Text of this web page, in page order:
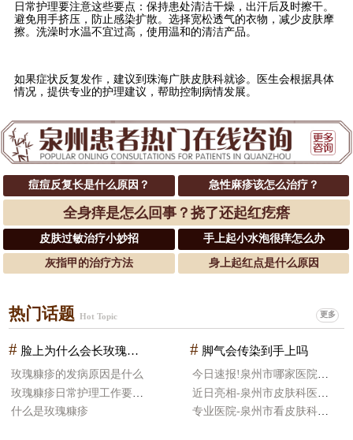
日常护理要注意这些要点：保持患处清洁干燥，出汗后及时擦干。
避免用手挤压，防止感染扩散。选择宽松透气的衣物，减少皮肤摩
擦。洗澡时水温不宜过高，使用温和的清洁产品。
如果症状反复发作，建议到珠海广肤皮肤科就诊。医生会根据具体
情况，提供专业的护理建议，帮助控制病情发展。
痘痘反复长是什么原因？ 急性麻疹该怎么治疗？
全身痒是怎么回事？挠了还起红疙瘩
皮肤过敏治疗小妙招 手上起小水泡很痒怎么办
灰指甲的治疗方法 身上起红点是什么原因
热门话题 Hot Topic 更多
# 脸上为什么会长玫瑰糠疹
玫瑰糠疹的发病原因是什么
什么是玫瑰糠疹
# 脚气会传染到手上吗
专业医院-泉州市看皮肤科医院比较好